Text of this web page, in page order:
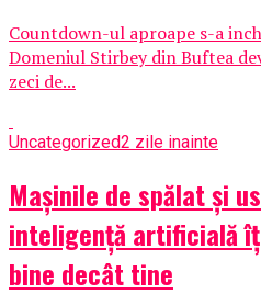
Countdown-ul aproape s-a
Domeniul Stirbey din Buftea
zeci de...
Uncategorized2 zile inainte
Mașinile de spălat și
inteligență artificială
bine decât tine